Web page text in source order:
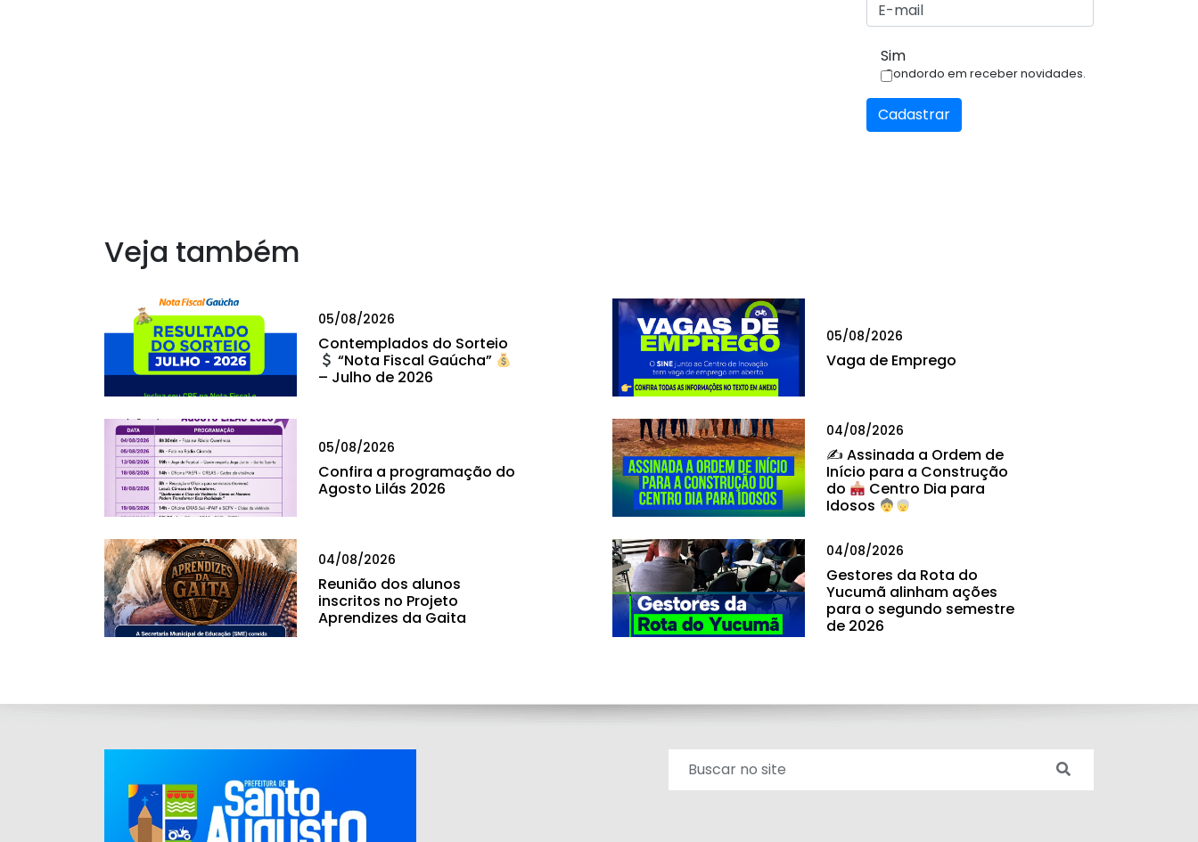
Sim
Condordo em receber novidades.
Cadastrar
Veja também
05/08/2026
Contemplados do Sorteio
“Nota Fiscal Gaúcha”
– Julho de 2026
05/08/2026
Vaga de Emprego
05/08/2026
Confira a programação do
Agosto Lilás 2026
04/08/2026
✍ Assinada a Ordem de
Início para a Construção
do
Centro Dia para
Idosos
04/08/2026
Reunião dos alunos
inscritos no Projeto
Aprendizes da Gaita
04/08/2026
Gestores da Rota do
Yucumã alinham ações
para o segundo semestre
de 2026